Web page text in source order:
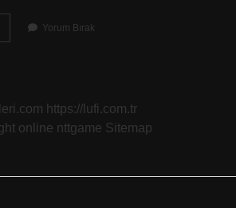
Yorum Bırak
https://lufi.com.tr
online nttgame Sitemap